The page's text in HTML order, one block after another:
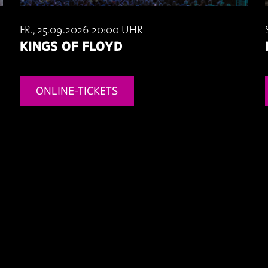
FR., 25.09.2026 20:00 UHR
KINGS OF FLOYD
ONLINE-TICKETS